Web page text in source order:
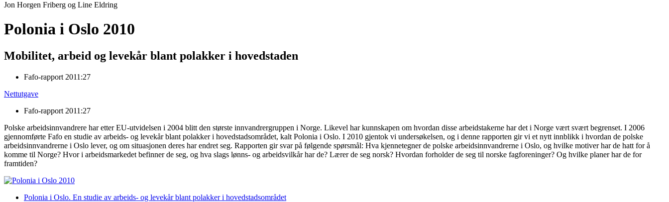
Jon Horgen Friberg og Line Eldring
Polonia i Oslo 2010
Mobilitet, arbeid og levekår blant polakker i hovedstaden
Fafo-rapport 2011:27
Nettutgave
Fafo-rapport 2011:27
Polske arbeidsinnvandrere har etter EU-utvidelsen i 2004 blitt den største innvandrergruppen i Norge. Likevel har kunnskapen om hvordan disse arbeidstakerne har det i Norge vært svært begrenset. I 2006
gjennomførte Fafo en studie av arbeids- og levekår blant polakker i hovedstadsområdet, kalt Polonia i Oslo. I 2010 gjentok vi undersøkelsen, og i denne rapporten gir vi et nytt innblikk i hvordan de polske
arbeidsinnvandrerne i Oslo lever, og om situasjonen deres har endret seg. Rapporten gir svar på følgende spørsmål: Hva kjennetegner de polske arbeidsinnvandrerne i Oslo, og hvilke motiver har de hatt for å
komme til Norge? Hvor i arbeidsmarkedet befinner de seg, og hva slags lønns- og arbeidsvilkår har de? Lærer de seg norsk? Hvordan forholder de seg til norske fagforeninger? Og hvilke planer har de for
framtiden?
Polonia i Oslo. En studie av arbeids- og levekår blant polakker i hovedstadsområdet